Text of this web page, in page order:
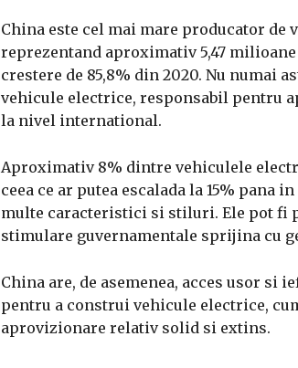
China este cel mai mare producator
reprezentand aproximativ 5,47
crestere de 85,8% din 2020. Nu numai
vehicule electrice, responsabil pentru
la nivel international.
Aproximativ 8% dintre vehiculele
ceea ce ar putea escalada la 15% pana
multe caracteristici si stiluri. Ele pot fi
stimulare guvernamentale sprijina cu
China are, de asemenea, acces usor
pentru a construi vehicule electrice,
aprovizionare relativ solid si extins.